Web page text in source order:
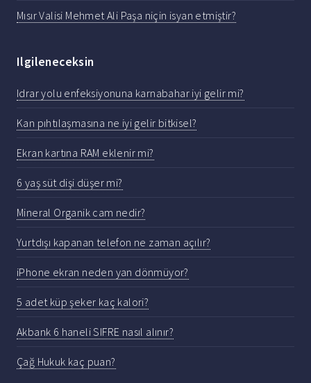
Mısır Valisi Mehmet Ali Paşa niçin isyan etmiştir?
Ilgileneceksin
Idrar yolu enfeksiyonuna karnabahar iyi gelir mi?
Kan pıhtılaşmasına ne iyi gelir bitkisel?
Ekran kartına RAM eklenir mi?
6 yaş süt dişi düşer mi?
Mineral Organik cam nedir?
Yurtdışı kapanan telefon ne zaman açılır?
iPhone ekran neden yan dönmüyor?
5 adet küp şeker kaç kalori?
Akbank 6 haneli SIFRE nasıl alınır?
Çağ Hukuk kaç puan?